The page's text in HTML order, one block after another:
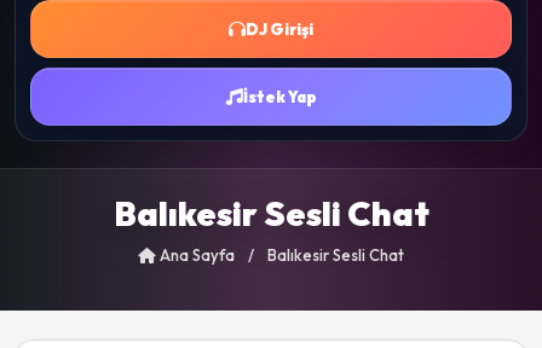
DJ Girişi
İstek Yap
Balıkesir Sesli Chat
Ana Sayfa / Balıkesir Sesli Chat